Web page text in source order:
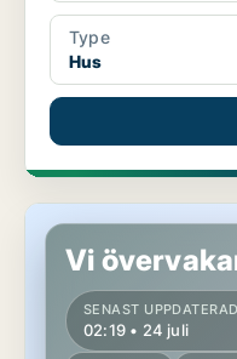
Type
Hus
Hus i Danderyd, Djursholm
Vi
SENAST UPPDATERAD
02:19 • 24 juli